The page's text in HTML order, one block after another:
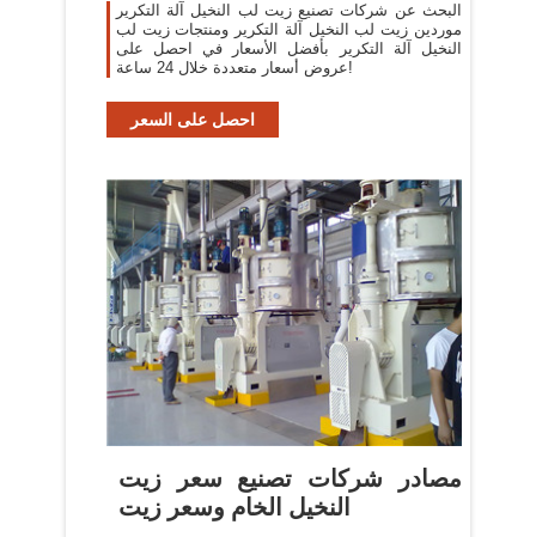
البحث عن شركات تصنيع زيت لب النخيل آلة التكرير
موردين زيت لب النخيل آلة التكرير ومنتجات زيت لب
النخيل آلة التكرير بأفضل الأسعار في احصل على
عروض أسعار متعددة خلال 24 ساعة!
احصل على السعر
مصادر شركات تصنيع سعر زيت
النخيل الخام وسعر زيت